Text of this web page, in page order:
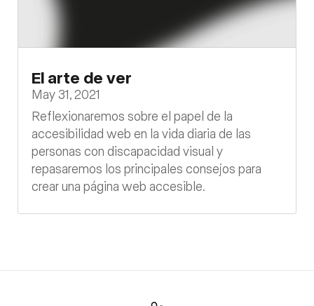
El arte de ver
May 31, 2021
Reflexionaremos sobre el papel de la
accesibilidad web en la vida diaria de las
personas con discapacidad visual y
repasaremos los principales consejos para
crear una página web accesible.